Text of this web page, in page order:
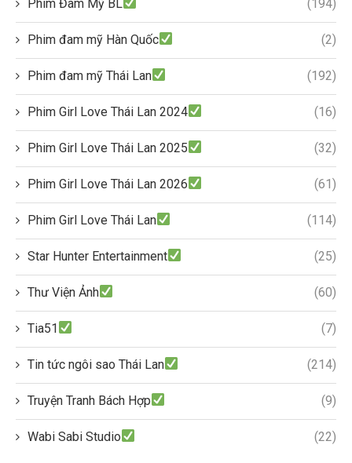
Phim Đam Mỹ BL (194)
Phim đam mỹ Hàn Quốc (2)
Phim đam mỹ Thái Lan (192)
Phim Girl Love Thái Lan 2024 (16)
Phim Girl Love Thái Lan 2025 (32)
Phim Girl Love Thái Lan 2026 (61)
Phim Girl Love Thái Lan (114)
Star Hunter Entertainment (25)
Thư Viện Ảnh (60)
Tia51 (7)
Tin tức ngôi sao Thái Lan (214)
Truyện Tranh Bách Hợp (9)
Wabi Sabi Studio (22)